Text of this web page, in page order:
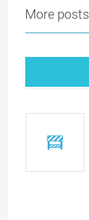
More posts